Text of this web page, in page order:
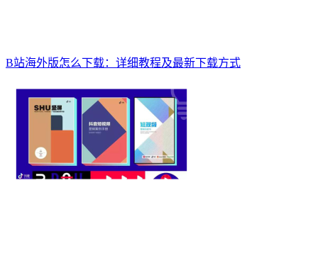
B站海外版怎么下载：详细教程及最新下载方式